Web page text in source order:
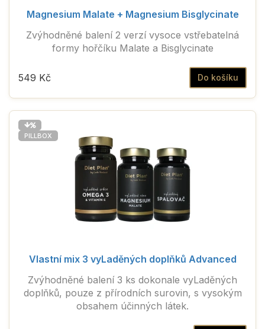
Magnesium Malate + Magnesium Bisglycinate
Zvýhodněné balení 2 verzí vysoce vstřebatelná
formy hořčíku Malate a Bisglycinate
Do košíku
549 Kč
PILLBOX
Vlastní mix 3 vyLaděných doplňků Advanced
Zvýhodněné balení 3 ks dokonale vyLaděných
doplňků, pouze z přírodních surovin, s vysokým
obsahem účinných látek.